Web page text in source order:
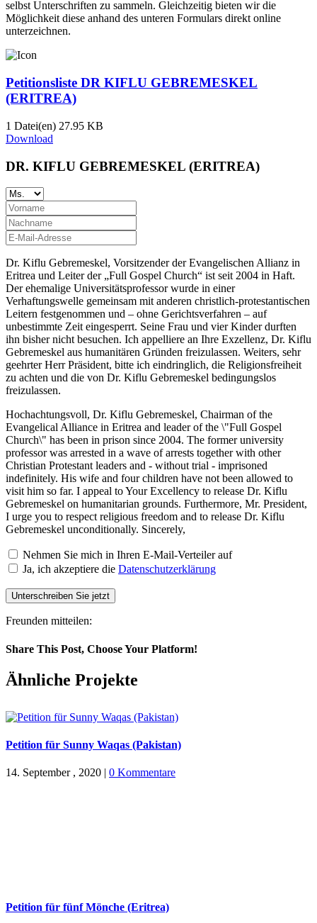
selbst Unterschriften zu sammeln. Gleichzeitig bieten wir die
Möglichkeit diese anhand des unteren Formulars direkt online
unterzeichnen.
Petitionsliste DR KIFLU GEBREMESKEL
(ERITREA)
1 Datei(en) 27.95 KB
Download
DR. KIFLU GEBREMESKEL (ERITREA)
Dr. Kiflu Gebremeskel, Vorsitzender der Evangelischen Allianz in
Eritrea und Leiter der „Full Gospel Church“ ist seit 2004 in Haft.
Der ehemalige Universitätsprofessor wurde in einer
Verhaftungswelle gemeinsam mit anderen christlich-protestantischen
Leitern festgenommen und – ohne Gerichtsverfahren – auf
unbestimmte Zeit eingesperrt. Seine Frau und vier Kinder durften
ihn bisher nicht besuchen. Ich appelliere an Ihre Exzellenz, Dr. Kiflu
Gebremeskel aus humanitären Gründen freizulassen. Weiters, sehr
geehrter Herr Präsident, bitte ich eindringlich, die Religionsfreiheit
zu achten und die von Dr. Kiflu Gebremeskel bedingungslos
freizulassen.
Hochachtungsvoll, Dr. Kiflu Gebremeskel, Chairman of the
Evangelical Alliance in Eritrea and leader of the \"Full Gospel
Church\" has been in prison since 2004. The former university
professor was arrested in a wave of arrests together with other
Christian Protestant leaders and - without trial - imprisoned
indefinitely. His wife and four children have not been allowed to
visit him so far. I appeal to Your Excellency to release Dr. Kiflu
Gebremeskel on humanitarian grounds. Furthermore, Mr. President,
I urge you to respect religious freedom and to release Dr. Kiflu
Gebremeskel unconditionally. Sincerely,
Nehmen Sie mich in Ihren E-Mail-Verteiler auf
Ja, ich akzeptiere die Datenschutzerklärung
Unterschreiben Sie jetzt
Freunden mitteilen:
Share This Post, Choose Your Platform!
Facebook
X
WhatsApp
Pinterest
E-
Mail
Ähnliche Projekte
Petition für Sunny Waqas (Pakistan)
14. September , 2020 | 0 Kommentare
Petition für fünf Mönche (Eritrea)